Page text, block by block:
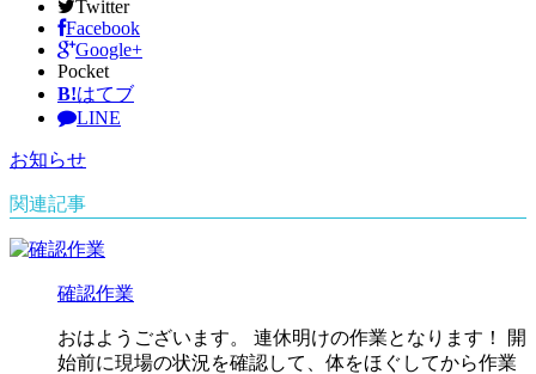
Twitter
Facebook
Google+
Pocket
B!はてブ
LINE
お知らせ
関連記事
確認作業
おはようございます。 連休明けの作業となります！ 開
始前に現場の状況を確認して、体をほぐしてから作業